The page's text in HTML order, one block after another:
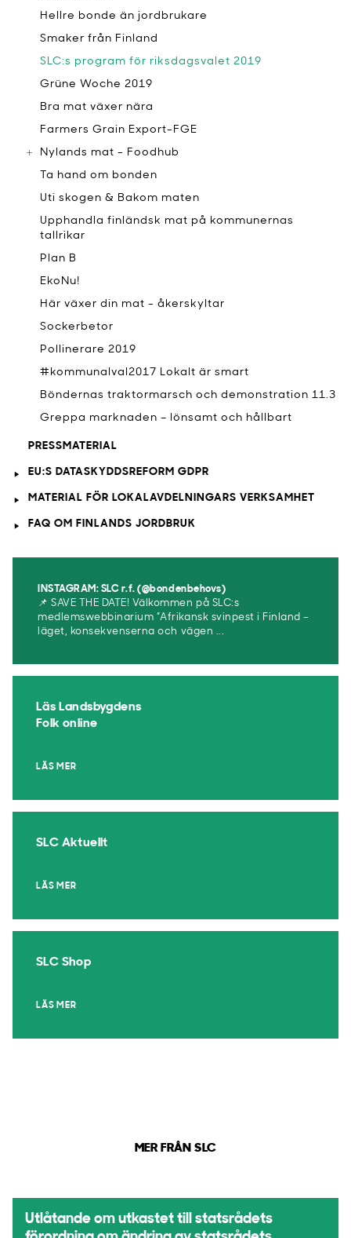
Hellre bonde än jordbrukare
Smaker från Finland
SLC:s program för riksdagsvalet 2019
Grüne Woche 2019
Bra mat växer nära
Farmers Grain Export-FGE
Nylands mat - Foodhub
Ta hand om bonden
Uti skogen & Bakom maten
Upphandla finländsk mat på kommunernas
tallrikar
Plan B
EkoNu!
Här växer din mat - åkerskyltar
Sockerbetor
Pollinerare 2019
#kommunalval2017 Lokalt är smart
Böndernas traktormarsch och demonstration 11.3
Greppa marknaden – lönsamt och hållbart
PRESSMATERIAL
EU:S DATASKYDDSREFORM GDPR
MATERIAL FÖR LOKALAVDELNINGARS VERKSAMHET
FAQ OM FINLANDS JORDBRUK
INSTAGRAM: SLC r.f. (@bondenbehovs)
📌 SAVE THE DATE! Välkommen på SLC:s
medlemswebbinarium ”Afrikansk svinpest i Finland –
läget, konsekvenserna och vägen ...
Läs Landsbygdens
Folk online
LÄS MER
SLC Aktuellt
LÄS MER
SLC Shop
LÄS MER
MER FRÅN SLC
Utlåtande om utkastet till statsrådets